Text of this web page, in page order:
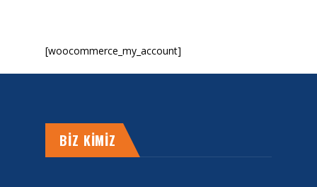
[woocommerce_my_account]
BİZ KİMİZ